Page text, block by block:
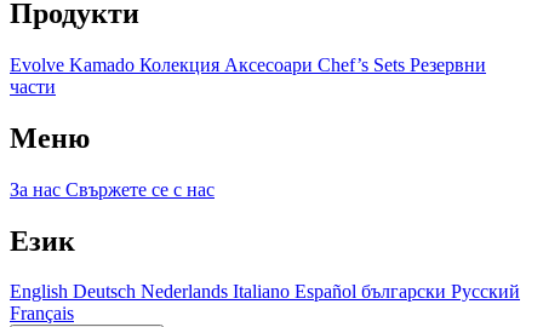
Продукти
Evolve Kamado Колекция Аксесоари Chef’s Sets Резервни
части
Меню
За нас Свържете се с нас
Език
English Deutsch Nederlands Italiano Español български Русский
Français